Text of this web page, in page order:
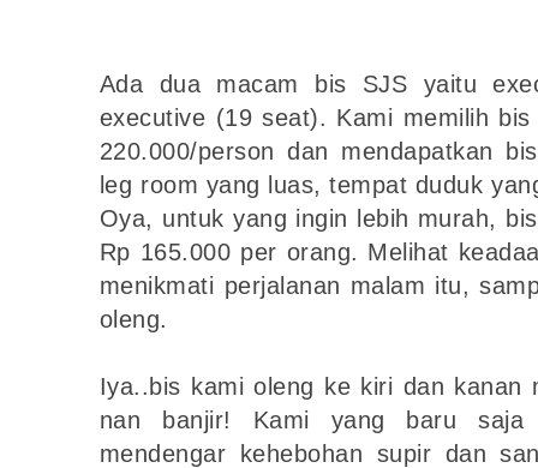
Ada dua macam bis SJS yaitu
executive (19 seat). Kami memilih
220.000/person dan mendapatkan
leg room yang luas, tempat duduk
Oya, untuk yang ingin lebih murah,
Rp 165.000 per orang. Melihat
menikmati perjalanan malam itu,
oleng.
Iya..bis kami oleng ke kiri dan kanan
nan banjir! Kami yang baru saja
mendengar kehebohan supir dan